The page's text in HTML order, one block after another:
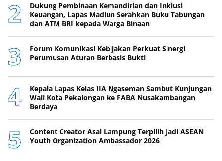
Dukung Pembinaan Kemandirian dan Inklusi
Keuangan, Lapas Madiun Serahkan Buku Tabungan
dan ATM BRI kepada Warga Binaan
Forum Komunikasi Kebijakan Perkuat Sinergi
Perumusan Aturan Berbasis Bukti
Kepala Lapas Kelas IIA Ngaseman Sambut Kunjungan
Wali Kota Pekalongan ke FABA Nusakambangan
Berdaya
Content Creator Asal Lampung Terpilih Jadi ASEAN
Youth Organization Ambassador 2026